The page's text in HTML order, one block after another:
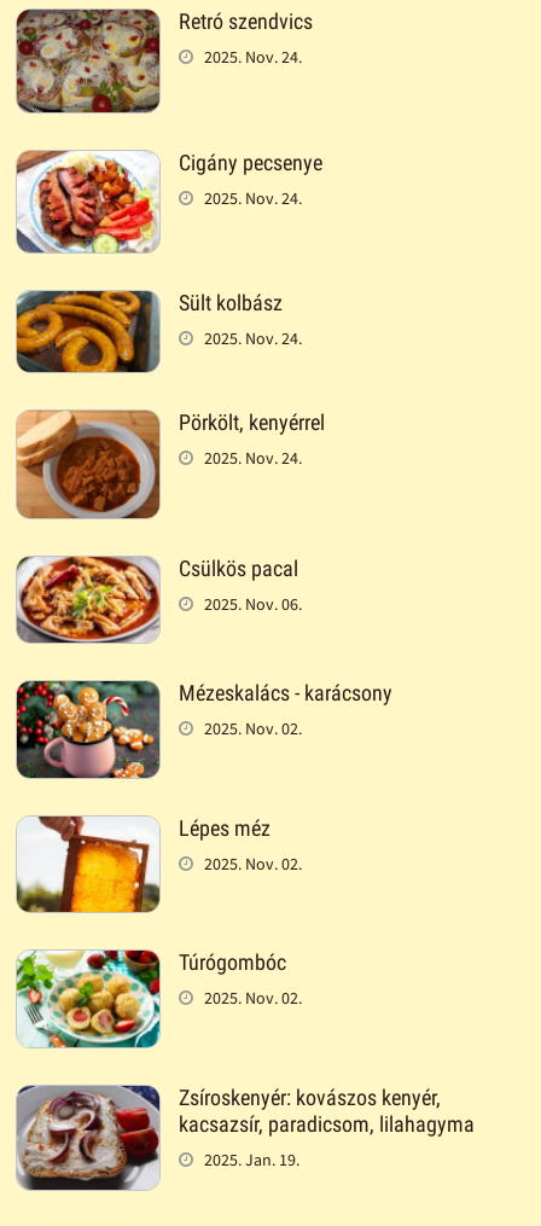
Retró szendvics
2025. Nov. 24.
Cigány pecsenye
2025. Nov. 24.
Sült kolbász
2025. Nov. 24.
Pörkölt, kenyérrel
2025. Nov. 24.
Csülkös pacal
2025. Nov. 06.
Mézeskalács - karácsony
2025. Nov. 02.
Lépes méz
2025. Nov. 02.
Túrógombóc
2025. Nov. 02.
Zsíroskenyér: kovászos kenyér,
kacsazsír, paradicsom, lilahagyma
2025. Jan. 19.